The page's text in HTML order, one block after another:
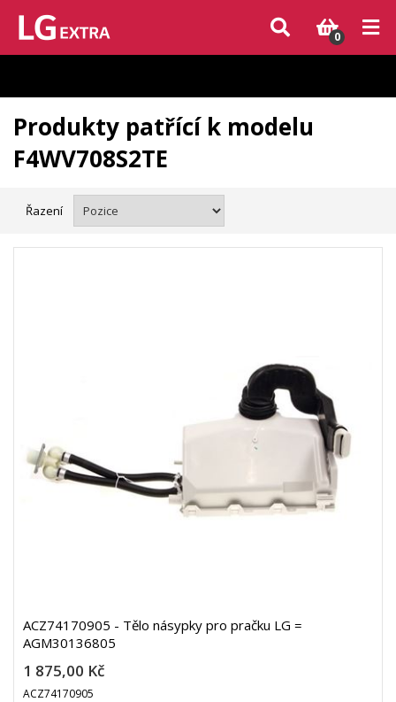
Vzhledem k aktuální situaci se může dodání dílů, které nejsou skladem,
zpozdit. Děkujeme za pochopení.
0
Produkty patřící k modelu
F4WV708S2TE
Řazení
ACZ74170905 - Tělo násypky pro pračku LG =
AGM30136805
1 875,00 Kč
ACZ74170905